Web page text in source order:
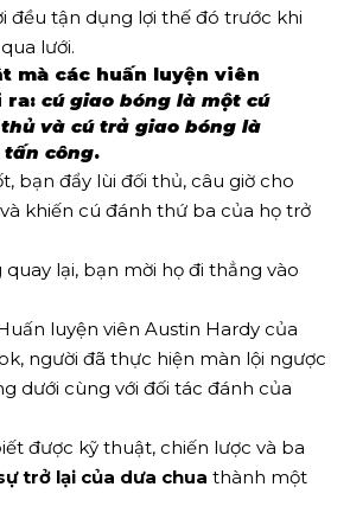
đều tận dụng lợi thế đó trước khi
lưới.
mà các huấn luyện viên
ra: cú giao bóng là một cú
và cú trả giao bóng là
công.
bạn đẩy lùi đối thủ, câu giờ cho
khiến cú đánh thứ ba của họ trở
lại, bạn mời họ đi thẳng vào
luyện viên Austin Hardy của
người đã thực hiện màn lội ngược
dưới cùng với đối tác đánh của
được kỹ thuật, chiến lược và ba
trở lại của dưa chua thành một